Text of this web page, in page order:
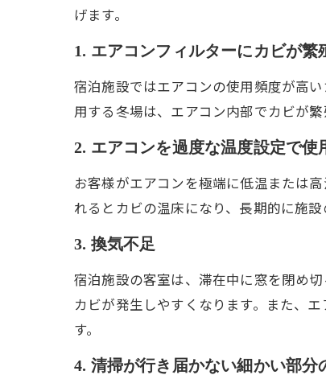
げます。
1. エアコンフィルターにカビが繁
宿泊施設ではエアコンの使用頻度が高
用する冬場は、エアコン内部でカビが
2. エアコンを過度な温度設定で使
お客様がエアコンを極端に低温または
れるとカビの温床になり、長期的に施設
3. 換気不足
宿泊施設の客室は、滞在中に窓を閉め
カビが発生しやすくなります。また、
す。
4. 清掃が行き届かない細かい部分